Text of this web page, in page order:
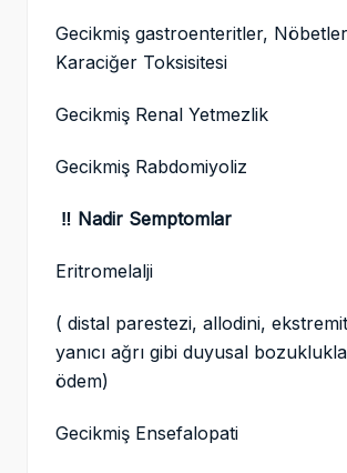
Gecikmiş gastroenteritler,
Karaciğer Toksisitesi
Gecikmiş Renal Yetmezlik
Gecikmiş Rabdomiyoliz
‼️ Nadir Semptomlar
Eritromelalji
( distal parestezi, allodini,
yanıcı ağrı gibi duyusal
ödem)
Gecikmiş Ensefalopati